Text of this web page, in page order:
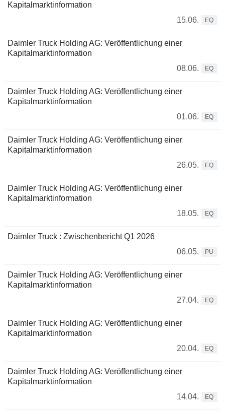
Kapitalmarktinformation
15.06.
EQ
Daimler Truck Holding AG: Veröffentlichung einer
Kapitalmarktinformation
08.06.
EQ
Daimler Truck Holding AG: Veröffentlichung einer
Kapitalmarktinformation
01.06.
EQ
Daimler Truck Holding AG: Veröffentlichung einer
Kapitalmarktinformation
26.05.
EQ
Daimler Truck Holding AG: Veröffentlichung einer
Kapitalmarktinformation
18.05.
EQ
Daimler Truck : Zwischenbericht Q1 2026
06.05.
PU
Daimler Truck Holding AG: Veröffentlichung einer
Kapitalmarktinformation
27.04.
EQ
Daimler Truck Holding AG: Veröffentlichung einer
Kapitalmarktinformation
20.04.
EQ
Daimler Truck Holding AG: Veröffentlichung einer
Kapitalmarktinformation
14.04.
EQ